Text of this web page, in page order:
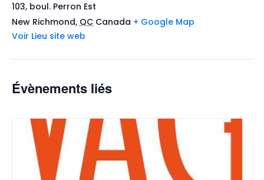
103, boul. Perron Est
New Richmond, QC Canada + Google Map
Voir Lieu site web
Évènements liés